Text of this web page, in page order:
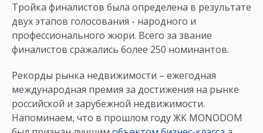
Тройка финалистов была определена в результате
двух этапов голосования - народного и
профессионального жюри. Всего за звание
финалистов сражались более 250 номинантов.
Рекорды рынка недвижимости – ежегодная
международная премия за достижения на рынке
российской и зарубежной недвижимости.
Напоминаем, что в прошлом году ЖК MONODOM